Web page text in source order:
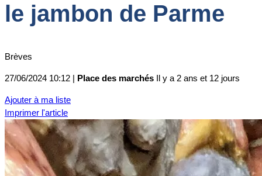
le jambon de Parme
Brèves
27/06/2024 10:12 | Place des marchés Il y a 2 ans et 12 jours
Ajouter à ma liste
Imprimer l'article